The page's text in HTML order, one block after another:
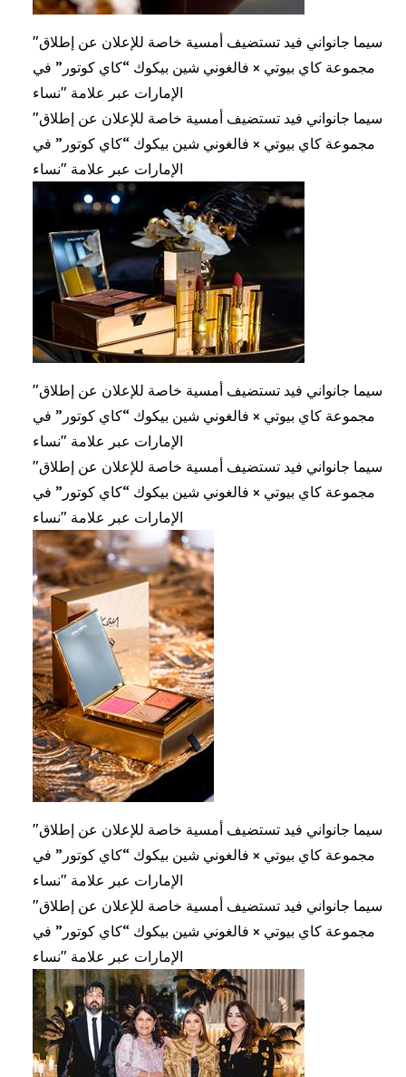
"سيما جانواني فيد تستضيف أمسية خاصة للإعلان عن إطلاق
مجموعة كاي بيوتي × فالغوني شين بيكوك “كاي كوتور” في
الإمارات عبر علامة "نساء
"سيما جانواني فيد تستضيف أمسية خاصة للإعلان عن إطلاق
مجموعة كاي بيوتي × فالغوني شين بيكوك “كاي كوتور” في
الإمارات عبر علامة "نساء
"سيما جانواني فيد تستضيف أمسية خاصة للإعلان عن إطلاق
مجموعة كاي بيوتي × فالغوني شين بيكوك “كاي كوتور” في
الإمارات عبر علامة "نساء
"سيما جانواني فيد تستضيف أمسية خاصة للإعلان عن إطلاق
مجموعة كاي بيوتي × فالغوني شين بيكوك “كاي كوتور” في
الإمارات عبر علامة "نساء
"سيما جانواني فيد تستضيف أمسية خاصة للإعلان عن إطلاق
مجموعة كاي بيوتي × فالغوني شين بيكوك “كاي كوتور” في
الإمارات عبر علامة "نساء
"سيما جانواني فيد تستضيف أمسية خاصة للإعلان عن إطلاق
مجموعة كاي بيوتي × فالغوني شين بيكوك “كاي كوتور” في
الإمارات عبر علامة "نساء